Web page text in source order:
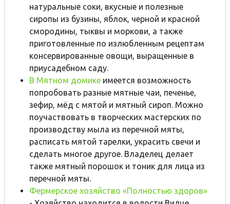
натуральные соки, вкусные и полезные
сиропы из бузины, яблок, черной и красной
смородины, тыквы и моркови, а также
приготовленные по излюбленным рецептам
консервированные овощи, выращенные в
приусадебном саду.
В Мятном домике имеется возможность
попробовать разные мятные чаи, печенье,
зефир, мёд с мятой и мятный сироп. Можно
поучаствовать в творческих мастерских по
производству мыла из перечной мяты,
расписать мятой тарелки, украсить свечи и
сделать многое другое. Владелец делает
также мятный порошок и тоник для лица из
перечной мяты.
Фермерское хозяйство «Полностью здоров»